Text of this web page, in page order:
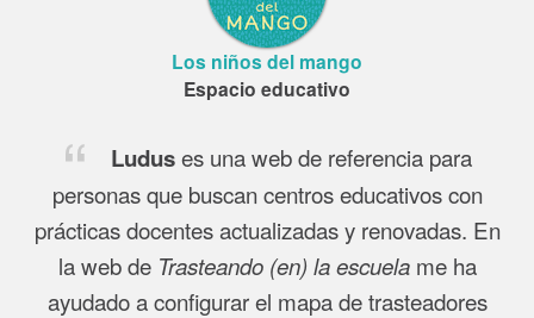
Los niños del mango
Espacio educativo
Luduses una web de referencia para
personas que buscan centros educativos con
prácticas docentes actualizadas y renovadas. En
la web de Trasteando (en) la escuelame ha
ayudado a configurar el mapa de trasteadores